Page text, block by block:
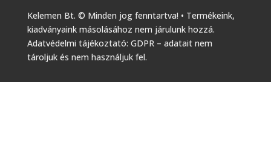
Kelemen Bt. © Minden jog fenntartva! • Termékeink,
kiadványaink másolásához nem járulunk hozzá.
Adatvédelmi tájékoztató: GDPR – adatait nem
tároljuk és nem használjuk fel.